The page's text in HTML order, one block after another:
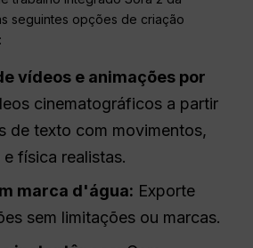
seguintes opções de criação
vídeos e animações por
cinematográficos a partir
de texto com movimentos,
física realistas.
marca d'água: Exporte
sem limitações ou marcas.